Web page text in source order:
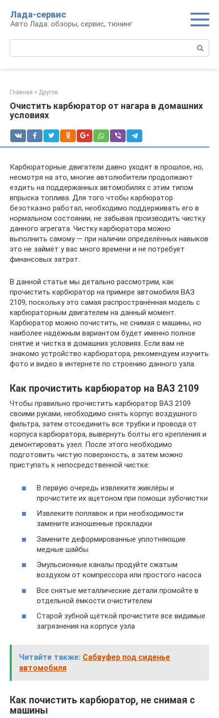
контенту
Лада-сервис
Авто Лада: обзоры, сервис, тюнинг
Главная » Другое
Очистить карбюратор от нагара в домашних
условиях
Карбюраторные двигатели давно уходят в прошлое, но,
несмотря на это, многие автолюбители продолжают
ездить на поддержанных автомобилях с этим типом
впрыска топлива. Для того чтобы карбюратор
безотказно работал, необходимо поддерживать его в
нормальном состоянии, не забывая производить чистку
данного агрегата. Чистку карбюратора можно
выполнить самому — при наличии определённых навыков
это не займёт у вас много времени и не потребует
финансовых затрат.
В данной статье мы детально рассмотрим, как
прочистить карбюратор на примере автомобиля ВАЗ
2109, поскольку это самая распространённая модель с
карбюраторным двигателем на данный момент.
Карбюратор можно почистить, не снимая с машины, но
наиболее надёжным вариантом будет именно полное
снятие и чистка в домашних условиях. Если вам не
знакомо устройство карбюратора, рекомендуем изучить
фото и видео в интернете по строению данного узла.
Как прочистить карбюратор на ВАЗ 2109
Чтобы правильно прочистить карбюратор ВАЗ 2109
своими руками, необходимо снять корпус воздушного
фильтра, затем отсоединить все трубки и провода от
корпуса карбюратора, вывернуть болты его крепления и
демонтировать узел. После этого необходимо
подготовить чистую поверхность, а затем можно
приступать к непосредственной чистке:
В первую очередь извлеките жиклёры и
прочистите их ацетоном при помощи зубочистки
Извлеките поплавок и при необходимости
замените изношенные прокладки
Замените деформированные уплотняющие
медные шайбы
Эмульсионные каналы продуйте сжатым
воздухом от компрессора или простого насоса
Все снятые металлические детали промойте в
отдельной ёмкости очистителем
Старой зубной щёткой прочистите все видимые
загрязнения на корпусе узла
Читайте также: Сабвуфер под сиденье
автомобиля
Как почистить карбюратор, не снимая с
машины